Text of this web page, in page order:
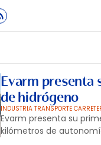
INTRALOGÍSTICA
Evarm presenta
de hidrógeno
INDUSTRIA TRANSPORTE
Evarm presenta su
kilómetros de